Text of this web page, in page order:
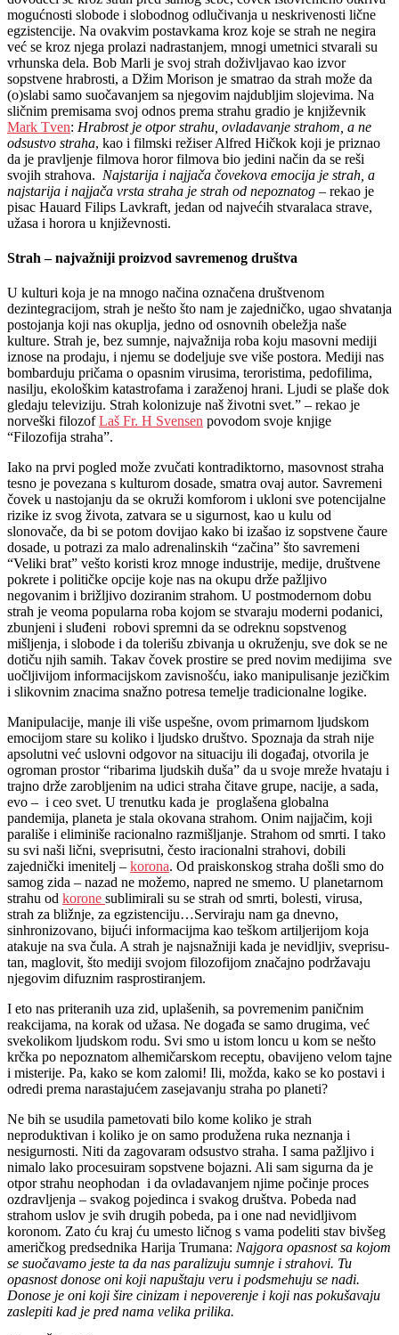
mogućnosti slobode i slobodnog odlučivanja u neskrivenosti lične
egzistencije. Na ovakvim postavkama kroz koje se strah ne negira
već se kroz njega prolazi nadrastanjem, mnogi umetnici stvarali su
vrhunska dela. Bob Marli je svoj strah doživljavao kao izvor
sopstvene hrabrosti, a Džim Morison je smatrao da strah može da
(o)slabi samo suočavanjem sa njegovim najdubljim slojevima. Na
sličnim premisama svoj odnos prema strahu gradio je književnik
Mark Tven: Hrabrost je otpor strahu, ovladavanje strahom, a ne
odsustvo straha, kao i filmski režiser Alfred Hičkok koji je priznao
da je pravljenje filmova horor filmova bio jedini način da se reši
svojih strahova. Najstarija i najjača čovekova emocija je strah, a
najstarija i najjača vrsta straha je strah od nepoznatog – rekao je
pisac Hauard Filips Lavkraft, jedan od najvećih stvaralaca strave,
užasa i horora u književnosti.
Strah – najvažniji proizvod savremenog društva
U kulturi koja je na mnogo načina označena društvenom
dezintegracijom, strah je nešto što nam je zajedničko, ugao shvatanja
postojanja koji nas okuplja, jedno od osnovnih obeležja naše
kulture. Strah je, bez sumnje, najvažnija roba koju masovni mediji
iznose na prodaju, i njemu se dodeljuje sve više postora. Mediji nas
bombarduju pričama o opasnim virusima, teroristima, pedofilima,
nasilju, ekološkim katastrofama i zaraženoj hrani. Ljudi se plaše dok
gledaju televiziju. Strah kolonizuje naš životni svet.” – rekao je
norveški filozofLaš Fr. H Svensen povodom svoje knjige
“Filozofija straha”.
Iako na prvi pogled može zvučati kontradiktorno, masovnost straha
tesno je povezana s kulturom dosade, smatra ovaj autor. Savremeni
čovek u nastojanju da se okruži komforom i ukloni sve potencijalne
rizike iz svog života, zatvara se u sigurnost, kao u kulu od
slonovače, da bi se potom dovijao kako bi izašao iz sopstvene čaure
dosade, u potrazi za malo adrenalinskih “začina” što savremeni
“Veliki brat” vešto koristi kroz mnoge industrije, medije, društvene
pokrete i političke opcije koje nas na okupu drže pažljivo
negovanim i brižljivo doziranim strahom. U postmodernom dobu
strah je veoma popularna roba kojom se stvaraju moderni podanici,
zbunjeni i sluđeni robovi spremni da se odreknu sopstvenog
mišljenja, i slobode i da tolerišu zbivanja u okruženju, sve dok se ne
dotiču njih samih. Takav čovek prostire se pred no­vim medijima sve
uoč­lji­vi­jom informacijskom za­vi­snošću, iako manipulisanje je­zič­kim
i sli­kov­nim zna­ci­ma snažno po­tre­sa teme­lje tra­di­ci­o­nal­ne lo­gi­ke.
Manipulacije, manje ili više uspešne, ovom primarnom ljudskom
emocijom stare su koliko i ljudsko društvo. Spoznaja da strah nije
apsolutni već uslovni odgovor na situaciju ili događaj, otvorila je
ogroman prostor “ribarima ljudskih duša” da u svoje mreže hvataju i
trajno drže zarobljenim na udici straha čitave grupe, nacije, a sada,
evo – i ceo svet. U trenutku kada je proglašena globalna
pandemija, planeta je stala okovana strahom. Onim najjačim, koji
parališe i eliminiše racionalno razmišljanje. Strahom od smrti. I tako
su svi naši lični, sveprisutni, često iracionalni strahovi, dobili
zajednički imenitelj – korona. Od praiskonskog straha došli smo do
samog zida – nazad ne možemo, napred ne smemo. U planetarnom
strahu od korone sublimirali su se strah od smrti, bolesti, virusa,
strah za bližnje, za egzistenciju…Serviraju nam ga dnevno,
sinhronizovano, bijući informacijma kao teškom artiljerijom koja
atakuje na sva čula. A strah je naj­sna­žni­ji ka­da je ne­vi­dljiv, sve­pri­su­
tan, ma­glo­vit, što me­di­ji svo­jom fi­lo­zo­fi­jom zna­čaj­no po­državaju
nje­go­vim di­fuznim ras­pro­sti­ra­njem.
I eto nas priteranih uza zid, uplašenih, sa povremenim paničnim
reakcijama, na korak od užasa. Ne događa se samo drugima, već
svekolikom ljudskom rodu. Svi smo u istom loncu u kom se nešto
krčka po nepoznatom alhemičarskom receptu, obavijeno velom tajne
i misterije. Pa, kako se kom zalomi! Ili, možda, kako se ko postavi i
odredi prema narastajućem zasejavanju straha po planeti?
Ne bih se usudila pametovati bilo kome koliko je strah
neproduktivan i koliko je on samo produžena ruka neznanja i
nesigurnosti. Niti da zagovaram odsustvo straha. I sama pažljivo i
nimalo lako procesuiram sopstvene bojazni. Ali sam sigurna da je
otpor strahu neophodan i da ovladavanjem njime počinje proces
ozdravljenja – svakog pojedinca i svakog društva. Pobeda nad
strahom uslov je svih drugih pobeda, pa i one nad nevidljivom
koronom. Zato ću kraj ću umesto ličnog s vama podeliti stav bivšeg
američkog predsednika Harija Trumana: Najgora opasnost sa kojom
se suočavamo jeste ta da nas paralizuju sumnje i strahovi. Tu
opasnost donose oni koji napuštaju veru i podsmehuju se nadi.
Donose je oni koji šire cinizam i nepoverenje i koji nas pokušavaju
zaslepiti kad je pred nama velika prilika.